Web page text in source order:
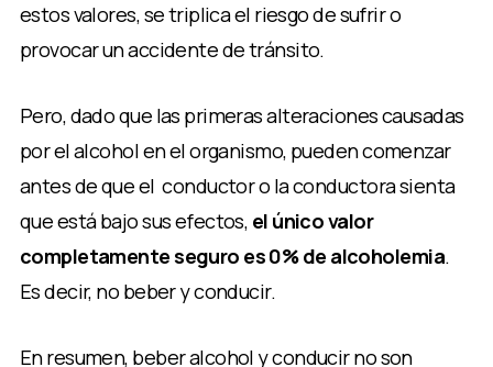
estos valores, se triplica el riesgo de sufrir o
provocar un accidente de tránsito.
Pero, dado que las primeras alteraciones causadas
por el alcohol en el organismo, pueden comenzar
antes de que el conductor o la conductora sienta
que está bajo sus efectos, el único valor
completamente seguro es 0% de alcoholemia.
Es decir, no beber y conducir.
En resumen, beber alcohol y conducir no son